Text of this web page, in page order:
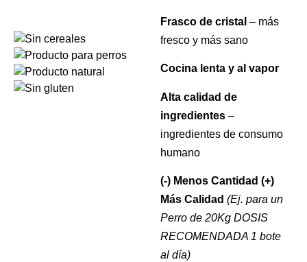
Frasco de cristal – más
fresco y más sano
Cocina lenta y al vapor
Alta calidad de
ingredientes–
ingredientes de consumo
humano
(-) Menos Cantidad (+)
Más Calidad (Ej. para un
Perro de 20Kg DOSIS
RECOMENDADA 1 bote
al día)